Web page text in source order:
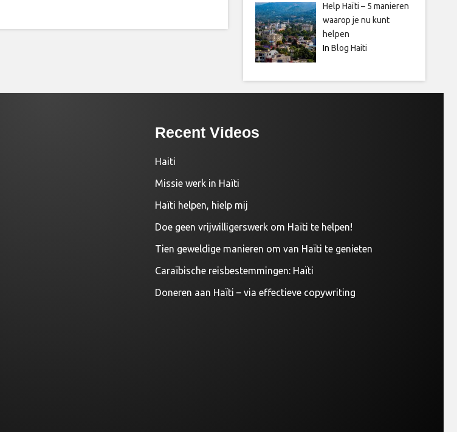
Help Haïti – 5 manieren
waarop je nu kunt
helpen
In Blog Haiti
Recent Videos
Haiti
Missie werk in Haïti
Haïti helpen, hielp mij
Doe geen vrijwilligerswerk om Haïti te helpen!
Tien geweldige manieren om van Haïti te genieten
Caraïbische reisbestemmingen: Haïti
Doneren aan Haïti – via effectieve copywriting